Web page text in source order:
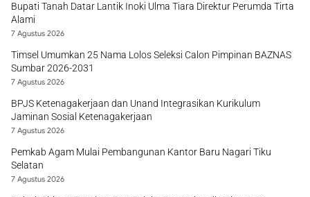
Bupati Tanah Datar Lantik Inoki Ulma Tiara Direktur Perumda Tirta
Alami
7 Agustus 2026
Timsel Umumkan 25 Nama Lolos Seleksi Calon Pimpinan BAZNAS
Sumbar 2026-2031
7 Agustus 2026
BPJS Ketenagakerjaan dan Unand Integrasikan Kurikulum
Jaminan Sosial Ketenagakerjaan
7 Agustus 2026
Pemkab Agam Mulai Pembangunan Kantor Baru Nagari Tiku
Selatan
7 Agustus 2026